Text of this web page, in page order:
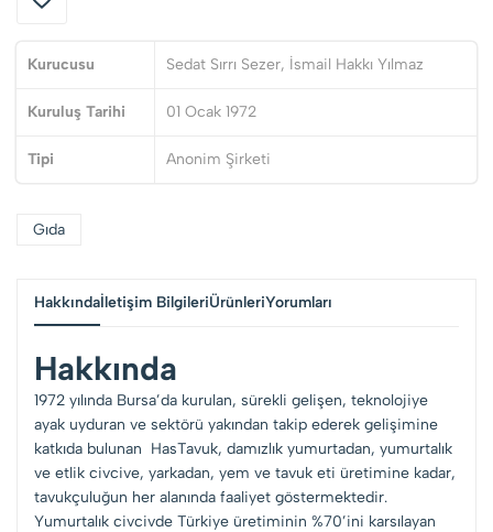
Kurucusu Sedat Sırrı Sezer, İsmail Hakkı Yılmaz
Kuruluş Tarihi 01 Ocak 1972
Tipi Anonim Şirketi
Gıda
Hakkındaİletişim BilgileriÜrünleriYorumları
Hakkında
1972 yılında Bursa’da kurulan, sürekli gelişen, teknolojiye
ayak uyduran ve sektörü yakından takip ederek gelişimine
katkıda bulunan HasTavuk, damızlık yumurtadan, yumurtalık
ve etlik civcive, yarkadan, yem ve tavuk eti üretimine kadar,
tavukçuluğun her alanında faaliyet göstermektedir.
Yumurtalık civcivde Türkiye üretiminin %70’ini karsılayan